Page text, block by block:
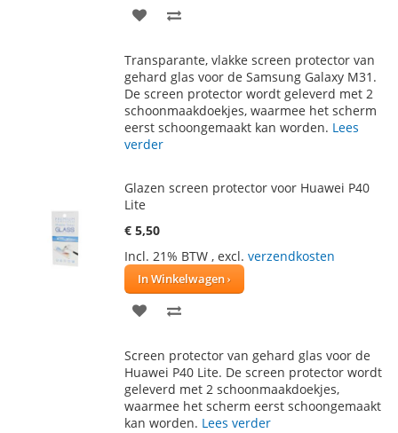
VOEG
AAN
VERLANGLIJST
TE
VERGELIJKEN
Transparante, vlakke screen protector van
gehard glas voor de Samsung Galaxy M31.
De screen protector wordt geleverd met 2
schoonmaakdoekjes, waarmee het scherm
eerst schoongemaakt kan worden. Lees
verder
Glazen screen protector voor Huawei P40
Lite
€ 5,50
Incl. 21% BTW , excl. verzendkosten
In Winkelwagen
VOEG
AAN
VERLANGLIJST
TE
VERGELIJKEN
Screen protector van gehard glas voor de
Huawei P40 Lite. De screen protector wordt
geleverd met 2 schoonmaakdoekjes,
waarmee het scherm eerst schoongemaakt
kan worden. Lees verder